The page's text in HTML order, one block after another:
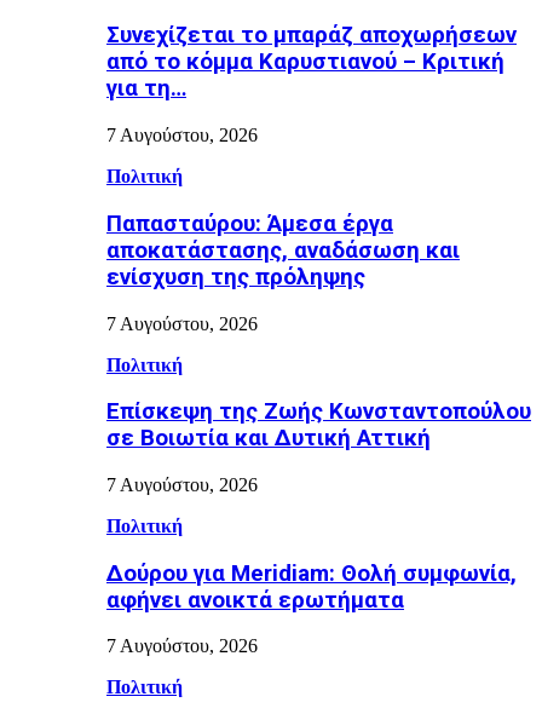
Συνεχίζεται το μπαράζ αποχωρήσεων
από το κόμμα Καρυστιανού – Κριτική
για τη…
7 Αυγούστου, 2026
Πολιτική
Παπασταύρου: Άμεσα έργα
αποκατάστασης, αναδάσωση και
ενίσχυση της πρόληψης
7 Αυγούστου, 2026
Πολιτική
Επίσκεψη της Ζωής Κωνσταντοπούλου
σε Βοιωτία και Δυτική Αττική
7 Αυγούστου, 2026
Πολιτική
Δούρου για Meridiam: Θολή συμφωνία,
αφήνει ανοικτά ερωτήματα
7 Αυγούστου, 2026
Πολιτική